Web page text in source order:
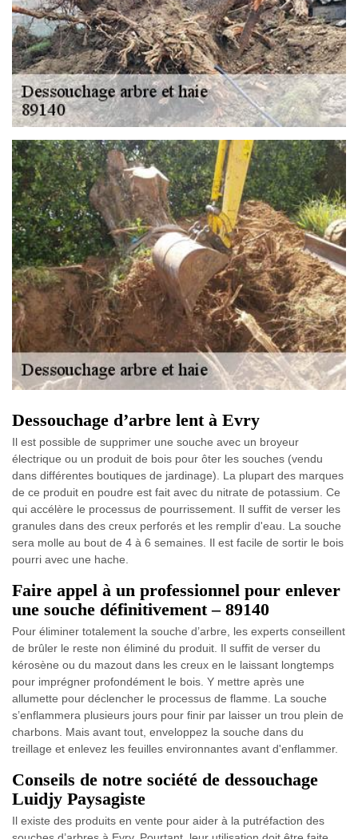
Dessouchage d’arbre lent à Evry
Il est possible de supprimer une souche avec un broyeur
électrique ou un produit de bois pour ôter les souches (vendu
dans différentes boutiques de jardinage). La plupart des marques
de ce produit en poudre est fait avec du nitrate de potassium. Ce
qui accélère le processus de pourrissement. Il suffit de verser les
granules dans des creux perforés et les remplir d'eau. La souche
sera molle au bout de 4 à 6 semaines. Il est facile de sortir le bois
pourri avec une hache.
Faire appel à un professionnel pour enlever
une souche définitivement – 89140
Pour éliminer totalement la souche d’arbre, les experts conseillent
de brûler le reste non éliminé du produit. Il suffit de verser du
kérosène ou du mazout dans les creux en le laissant longtemps
pour imprégner profondément le bois. Y mettre après une
allumette pour déclencher le processus de flamme. La souche
s’enflammera plusieurs jours pour finir par laisser un trou plein de
charbons. Mais avant tout, enveloppez la souche dans du
treillage et enlevez les feuilles environnantes avant d'enflammer.
Conseils de notre société de dessouchage
Luidjy Paysagiste
Il existe des produits en vente pour aider à la putréfaction des